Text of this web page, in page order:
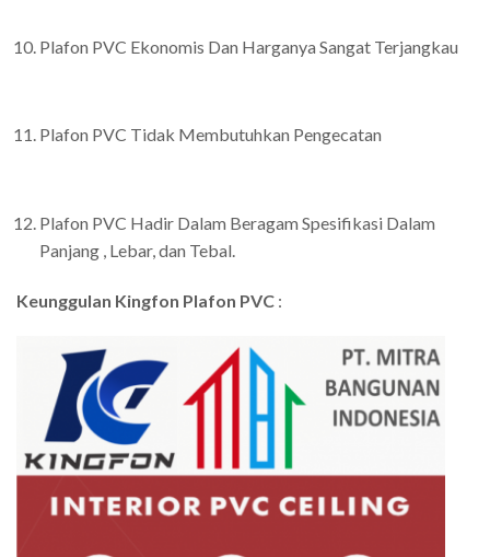
Plafon PVC Ekonomis Dan Harganya Sangat Terjangkau
Plafon PVC Tidak Membutuhkan Pengecatan
Plafon PVC Hadir Dalam Beragam Spesifikasi Dalam
Panjang , Lebar, dan Tebal.
Keunggulan Kingfon Plafon PVC :